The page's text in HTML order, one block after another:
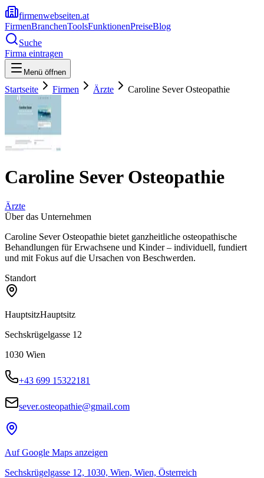
firmenwebseiten.at
FirmenBranchenToolsFunktionenPreiseBlog
Suche
Firma eintragen
Menü öffnen
Startseite Firmen Ärzte Caroline Sever Osteopathie
Caroline Sever Osteopathie
Ärzte
Über das Unternehmen
Caroline Sever Osteopathie bietet ganzheitliche osteopathische
Behandlungen für Erwachsene und Kinder – individuell, fundiert
und mit Fokus auf die Ursachen von Beschwerden.
Standort
HauptsitzHauptsitz
Sechskrügelgasse 12
1030 Wien
+43 699 15322181
sever.osteopathie@gmail.com
Auf Google Maps anzeigen
Sechskrügelgasse 12, 1030, Wien, Wien, Österreich